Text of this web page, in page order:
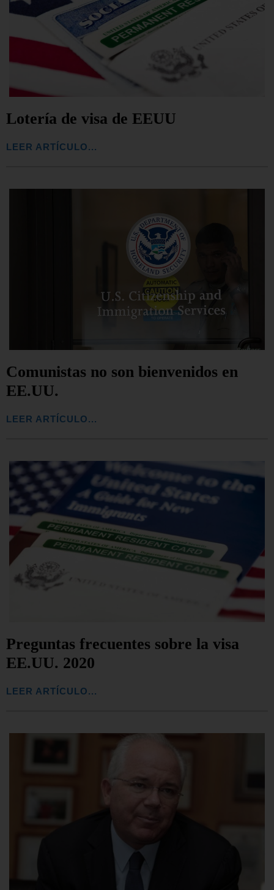
Lotería de visa de EEUU
LEER ARTÍCULO...
Comunistas no son bienvenidos en
EE.UU.
LEER ARTÍCULO...
Preguntas frecuentes sobre la visa
EE.UU. 2020
LEER ARTÍCULO...